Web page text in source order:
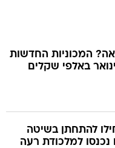
המכוניות החדשות
באלפי שקלים
להתחתן בשיטה
למלכודת רעה